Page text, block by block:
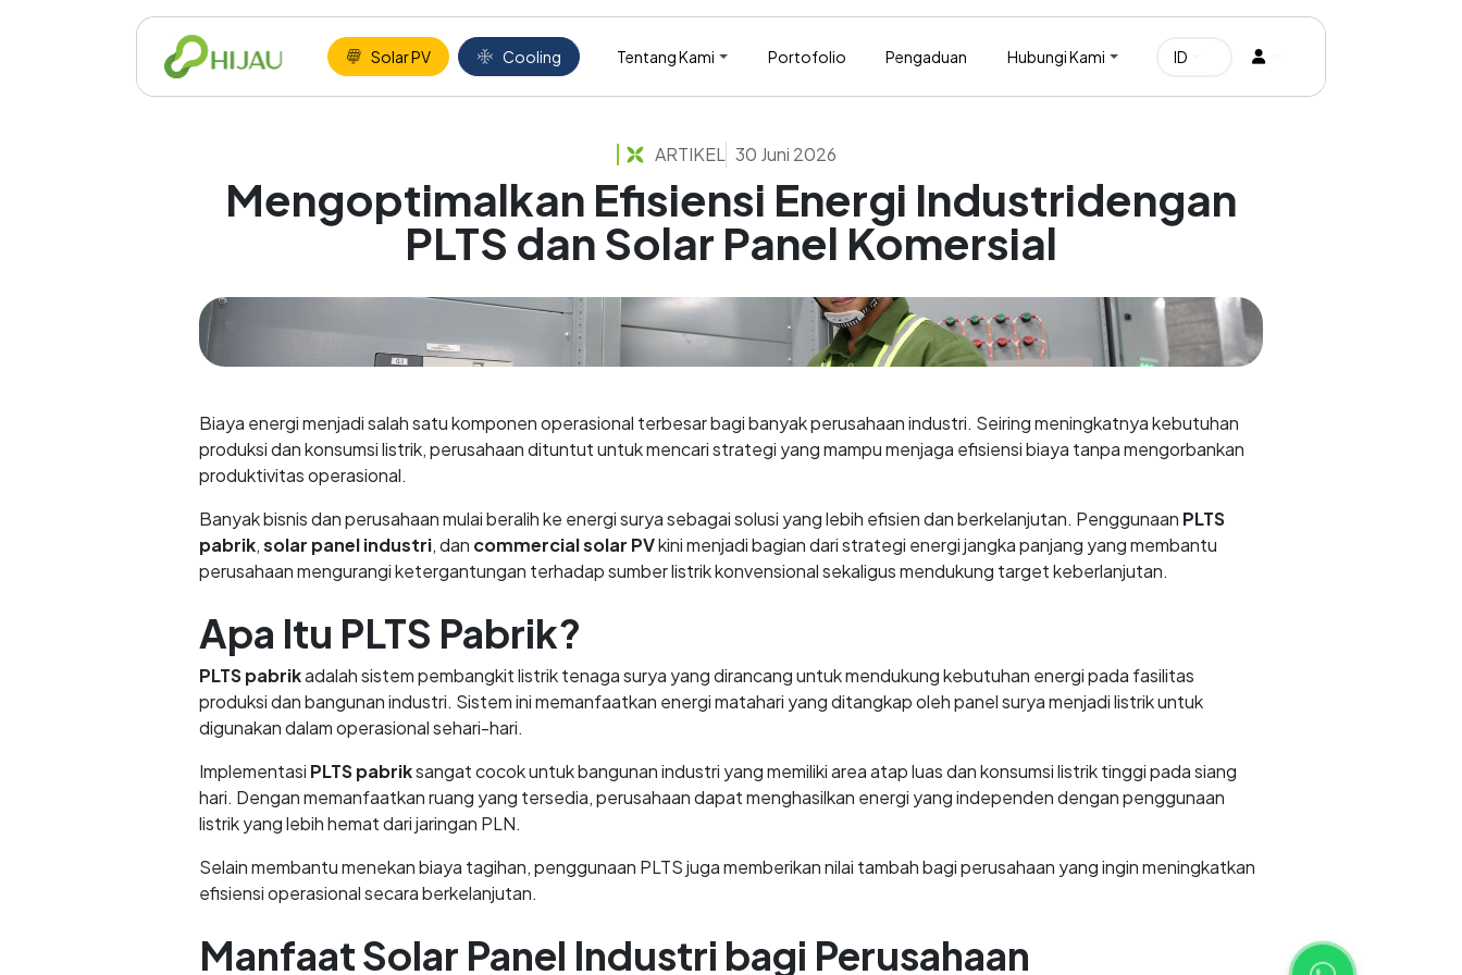
Solar PV Cooling Tentang Kami Portofolio Pengaduan Hubungi Kami
ARTIKEL 30 Juni 2026
Mengoptimalkan Efisiensi Energi Industridengan
PLTS dan Solar Panel Komersial
Biaya energi menjadi salah satu komponen operasional terbesar bagi banyak perusahaan industri. Seiring meningkatnya kebutuhan
produksi dan konsumsi listrik, perusahaan dituntut untuk mencari strategi yang mampu menjaga efisiensi biaya tanpa mengorbankan
produktivitas operasional.
Banyak bisnis dan perusahaan mulai beralih ke energi surya sebagai solusi yang lebih efisien dan berkelanjutan. Penggunaan PLTS
pabrik,solar panel industri, dan commercial solar PVkini menjadi bagian dari strategi energi jangka panjang yang membantu
perusahaan mengurangi ketergantungan terhadap sumber listrik konvensional sekaligus mendukung target keberlanjutan.
Apa Itu PLTS Pabrik?
PLTS pabrikadalah sistem pembangkit listrik tenaga surya yang dirancang untuk mendukung kebutuhan energi pada fasilitas
produksi dan bangunan industri. Sistem ini memanfaatkan energi matahari yang ditangkap oleh panel surya menjadi listrik untuk
digunakan dalam operasional sehari-hari.
Implementasi PLTS pabriksangat cocok untuk bangunan industri yang memiliki area atap luas dan konsumsi listrik tinggi pada siang
hari. Dengan memanfaatkan ruang yang tersedia, perusahaan dapat menghasilkan energi yang independen dengan penggunaan
listrik yang lebih hemat dari jaringan PLN.
Selain membantu menekan biaya tagihan, penggunaan PLTS juga memberikan nilai tambah bagi perusahaan yang ingin meningkatkan
efisiensi operasional secara berkelanjutan.
Manfaat Solar Panel Industri bagi Perusahaan